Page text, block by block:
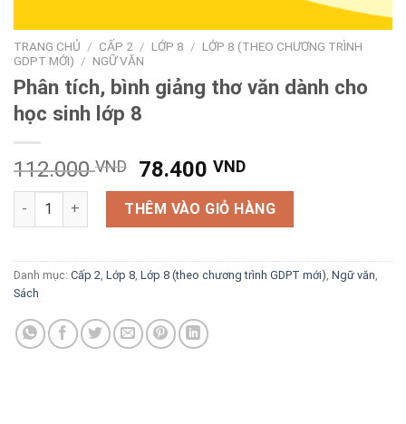
TRANG CHỦ / CẤP 2 / LỚP 8 / LỚP 8 (THEO CHƯƠNG TRÌNH
GDPT MỚI) / NGỮ VĂN
Phân tích, bình giảng thơ văn dành cho
học sinh lớp 8
112.000VND
Giá
gốc
là:
112.000 VND.
78.400VNDGiá
hiện
tại
là:
78.400 VND.
Phân tích, bình giảng thơ văn dành cho học sinh lớp 8 số
THÊM VÀO GIỎ HÀNG
Danh mục: Cấp 2 Lớp 8 Lớp 8 (theo chương trình GDPT mới) Ngữ văn
Sách